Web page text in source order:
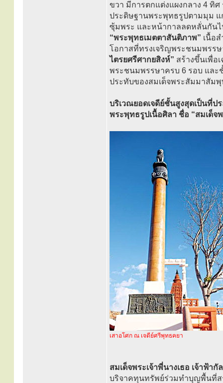
ขวา มีการตกแต่งแผงกลาง 4 ทิ
ประดิษฐานพระพุทธรูปตามมุม แ
ซุ้มพระ และหน้ากาลลดหลั่นกันไ
“พระพุทธเมตตาสันติภาพ” เนื้อ
โอกาสที่ทรงเจริญพระชนมพรร
ไตรยศรีศากยสิงห์” สร้างขึ้นเพื่อ
พระชนมพรรษาครบ 6 รอบ แล
ประทับของสมเด็จพระสัมมาสัม
บริเวณยอดเจดีย์ชั้นสูงสุดเป็นที่
พระพุทธรูปเนื้อศิลา ชื่อ “สมเด็จ
เสาอโศก ณ เจดีย์ศรีพุทธคยา
สมเด็จพระเจ้าพี่นางเธอ เจ้าฟ้
บริจาคทุนทรัพย์ร่วมทำบุญพื้นที่ส